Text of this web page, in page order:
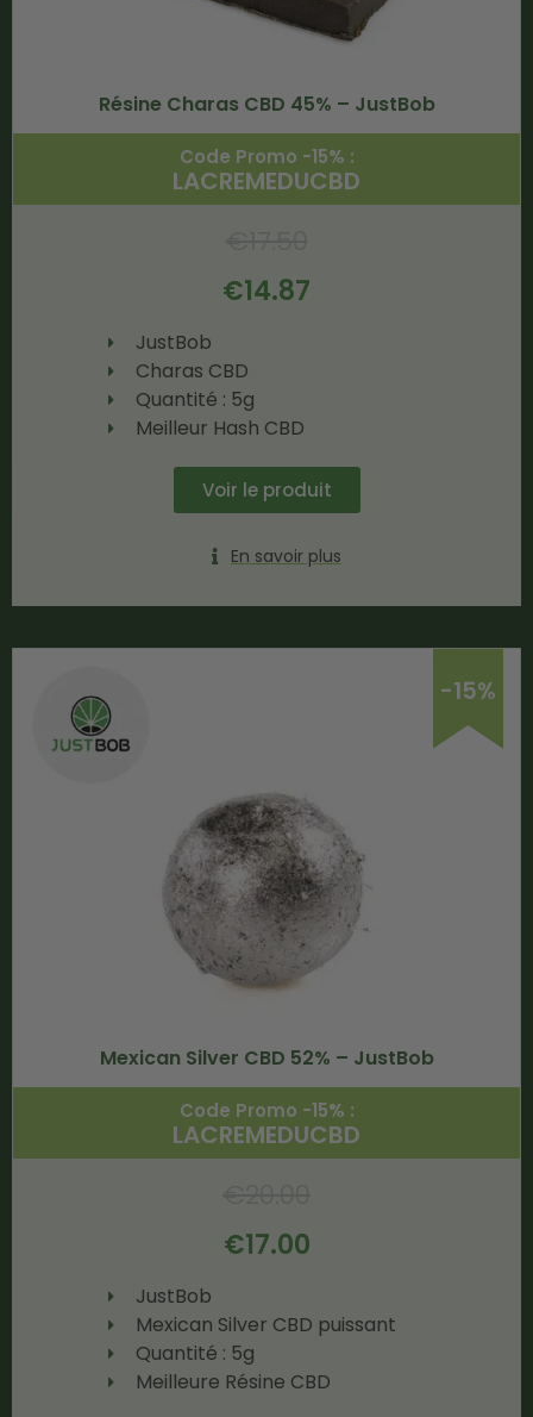
Résine Charas CBD 45% – JustBob
Code Promo -15% :
LACREMEDUCBD
€14.87
JustBob
Charas CBD
Quantité : 5g
Meilleur Hash CBD
Voir le produit
En savoir plus
-15%
Mexican Silver CBD 52% – JustBob
Code Promo -15% :
LACREMEDUCBD
€17.00
JustBob
Mexican Silver CBD puissant
Quantité : 5g
Meilleure Résine CBD